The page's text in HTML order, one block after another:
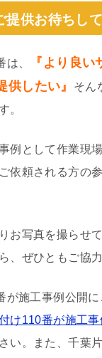
提供お待ちし
、
『より良
供したい』
そん
。
例として作業現
依頼される方の
お写真を撮らせ
、ぜひともご協
が施工事例公開
け110番が施工
い。また、千葉